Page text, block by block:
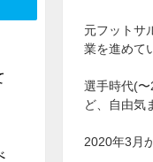
元フットサ
業を進めて
選手時代(
ど、自由気
2020年3月